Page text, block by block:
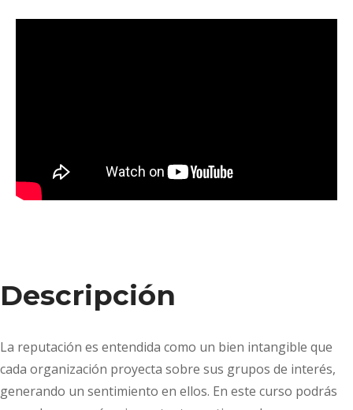
Descripción
La reputación es entendida como un bien intangible que
cada organización proyecta sobre sus grupos de interés,
generando un sentimiento en ellos. En este curso podrás